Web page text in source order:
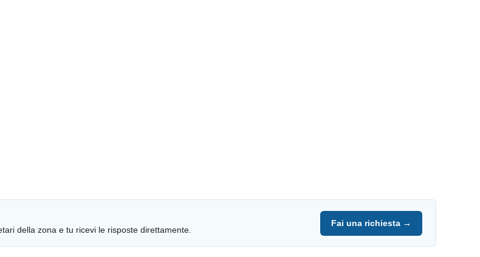
della zona e tu ricevi le risposte direttamente.
Fai una richiesta →